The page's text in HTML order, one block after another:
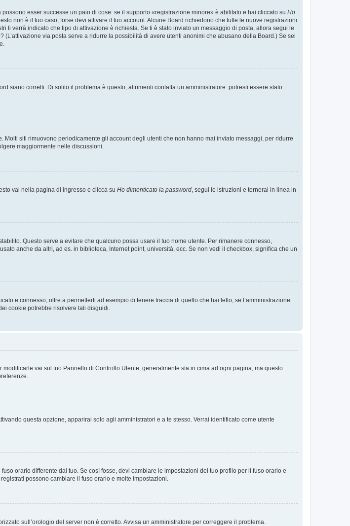
esser successe un paio di cose: se il supporto «registrazione minore» è abilitato e hai cliccato su Ho
non è il tuo caso, forse devi attivare il tuo account. Alcune Board richiedono che tutte le nuove registrazioni
ti verrà indicato che tipo di attivazione è richiesta. Se ti è stato inviato un messaggio di posta, allora segui le
via posta serve a ridurre la possibilità di avere utenti anonimi che abusano della Board.) Se sei
siano corretti. Di solito il problema è questo, altrimenti contatta un amministratore: potresti essere stato
siti rimuovono periodicamente gli account degli utenti che non hanno mai inviato messaggi, per ridurre
maggiormente nelle discussioni.
vai nella pagina di ingresso e clicca su Ho dimenticato la password , segui le istruzioni e tornerai in linea in
Questo serve a evitare che qualcuno possa usare il tuo nome utente. Per rimanere connesso,
anche da altri, ad es. in biblioteca, Internet point, università, ecc. Se non vedi il checkbox, significa che un
e connesso, oltre a permetterti ad esempio di tenere traccia di quello che hai letto, se l’amministrazione
cookie potrebbe risolvere tali disguidi.
vai sul tuo Pannello di Controllo Utente; generalmente sta in cima ad ogni pagina, ma questo
questa opzione, apparirai solo agli amministratori e a te stesso. Verrai identificato come utente
orario differente dal tuo. Se così fosse, devi cambiare le impostazioni del tuo profilo per il fuso orario e
possono cambiare il fuso orario e molte impostazioni.
sull’orologio del server non è corretto. Avvisa un amministratore per correggere il problema.